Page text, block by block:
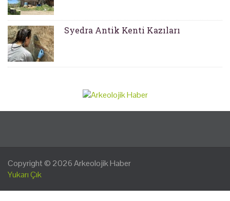
Syedra Antik Kenti Kazıları
Copyright © 2026Arkeolojik Haber
Yukarı Çık